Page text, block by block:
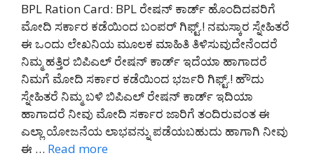
BPL Ration Card: BPL ರೇಷನ್ ಕಾರ್ಡ್ ಹೊಂದಿದವರಿಗೆ
ಮೋದಿ ಸರ್ಕಾರ ಕಡೆಯಿಂದ ಬಂಪರ್ ಗಿಫ್ಟ್.! ನಮಸ್ಕಾರ ಸ್ನೇಹಿತರೆ
ಈ ಒಂದು ಲೇಖನಿಯ ಮೂಲಕ ಮಾಹಿತಿ ತಿಳಿಸುವುದೇನೆಂದರೆ
ನಿಮ್ಮ ಹತ್ತಿರ ಬಿಪಿಎಲ್ ರೇಷನ್ ಕಾರ್ಡ್ ಇದೆಯಾ ಹಾಗಾದರೆ
ನಿಮಗೆ ಮೋದಿ ಸರ್ಕಾರ ಕಡೆಯಿಂದ ಭರ್ಜರಿ ಗಿಫ್ಟ್.! ಹೌದು
ಸ್ನೇಹಿತರೆ ನಿಮ್ಮ ಬಳಿ ಬಿಪಿಎಲ್ ರೇಷನ್ ಕಾರ್ಡ್ ಇದಿಯಾ
ಹಾಗಾದರೆ ನೀವು ಮೋದಿ ಸರ್ಕಾರ ಜಾರಿಗೆ ತಂದಿರುವಂತ ಈ
ಎಲ್ಲಾ ಯೋಜನೆಯ ಲಾಭವನ್ನು ಪಡೆಯಬಹುದು ಹಾಗಾಗಿ ನೀವು
ಈ … Read more